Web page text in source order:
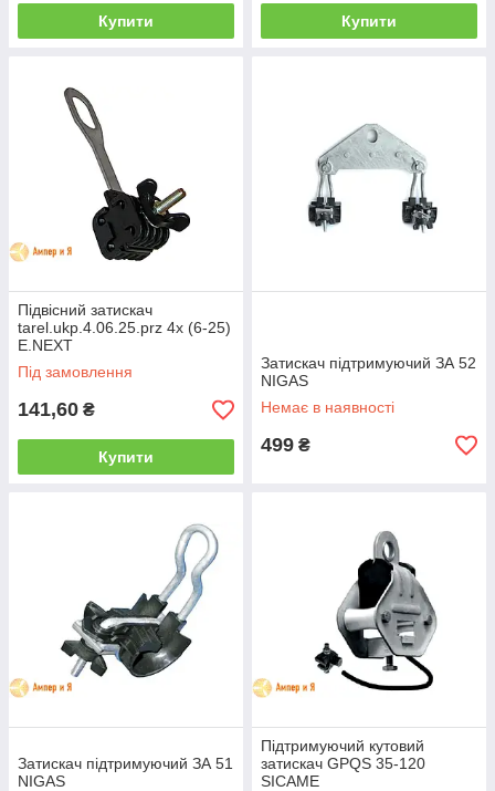
Купити Купити
Підвісний затискач
tarel.ukp.4.06.25.prz 4х (6-25)
E.NEXT
Під замовлення
141,60 ₴
Купити
Затискач підтримуючий ЗА 52
NIGAS
Немає в наявності
499 ₴
Затискач підтримуючий ЗА 51
NIGAS
Підтримуючий кутовий
затискач GPQS 35-120
SICAME